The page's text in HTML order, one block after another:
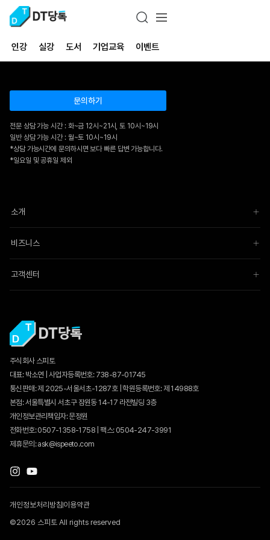
인강 실강 도서 기업교육 이벤트
문의하기
전문 상담 가능 시간 : 화~금 12시~21시, 토 10시~19시
일반 상담 가능 시간 : 월~토 10시~19시
*상담 가능시간에 문의하시면 보다 빠른 답변 가능합니다.
*일요일 및 공휴일 제외
소개
비즈니스
고객센터
주식회사 스피토
대표: 박소연 | 사업자등록번호: 738-87-01745
통신판매:제 2025-서울서초-1287호| 학원등록번호: 제 14988호
본점: 서울특별시 서초구 잠원동 14-17 라전빌딩 3층
개인정보관리책임자: 문정원
전화번호: 0507-1358-1758 | 팩스: 0504-247-3991
제휴문의: ask@ispeeto.com
©2026 스피토 All rights reserved
개인정보처리방침 이용약관